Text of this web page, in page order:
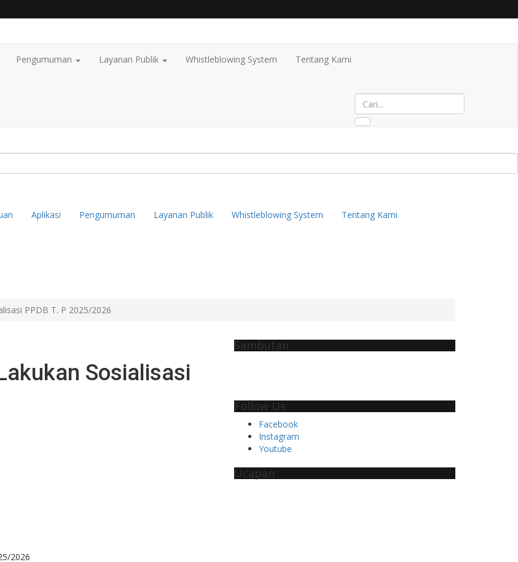
Pengumuman Layanan Publik Whistleblowing System Tentang Kami
Aplikasi Pengumuman Layanan Publik Whistleblowing System Tentang Kami
PPDB T. P 2025/2026
Sosialisasi
Sambutan
Follow Us
Facebook
Instagram
Youtube
Ucapan